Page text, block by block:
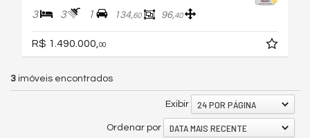
3 3 1 134,60 96,40
R$ 1.490.000, 00
3 imóveis encontrados
Exibir 24 POR PÁGINA
Ordenar por DATA MAIS RECENTE